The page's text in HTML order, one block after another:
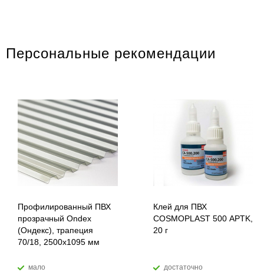
Персональные рекомендации
Профилированный ПВХ
прозрачный Ondex
(Ондекс), трапеция
70/18, 2500х1095 мм
мало
Клей для ПВХ
COSMOPLAST 500 APTK,
20 г
достаточно